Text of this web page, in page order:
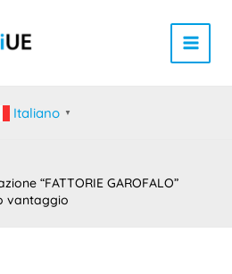
Italiano ▼
“FATTORIE GAROFALO”
vantaggio